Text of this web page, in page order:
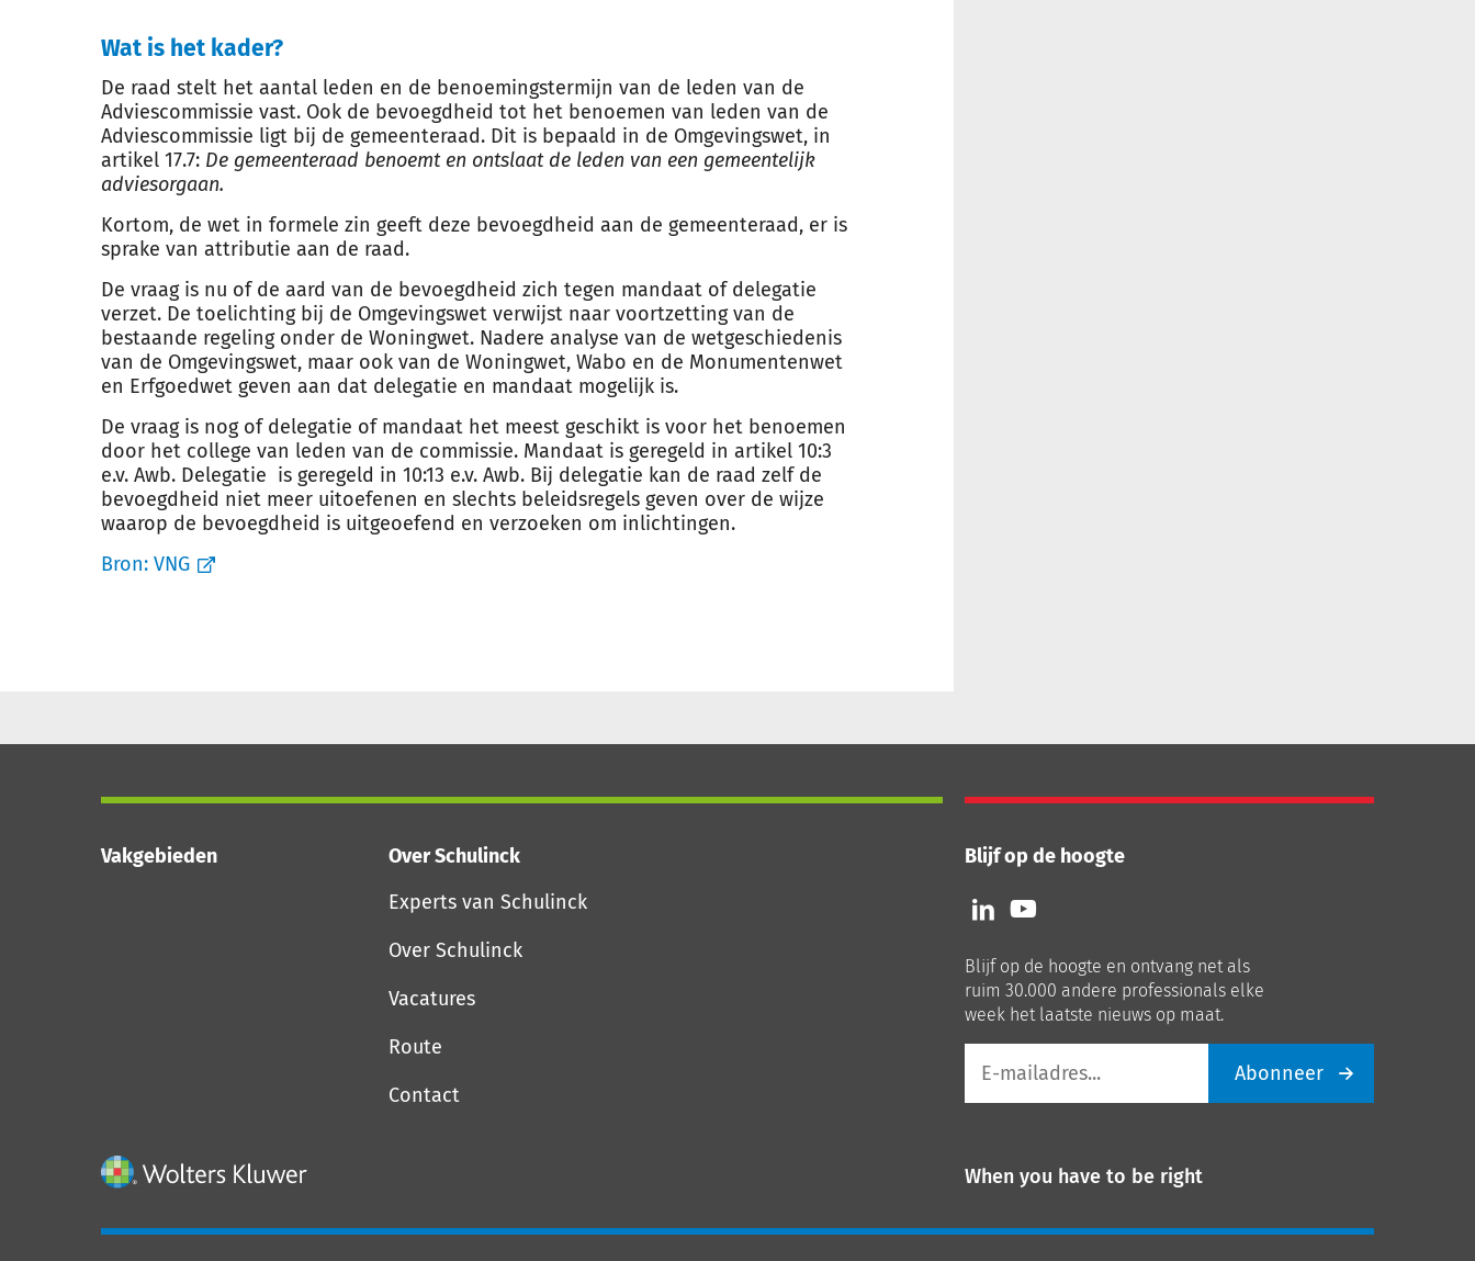
Wat is het kader?
De raad stelt het aantal leden en de benoemingstermijn van de leden van de
Adviescommissie vast. Ook de bevoegdheid tot het benoemen van leden van de
Adviescommissie ligt bij de gemeenteraad. Dit is bepaald in de Omgevingswet, in
artikel 17.7: De gemeenteraad benoemt en ontslaat de leden van een gemeentelijk
adviesorgaan.
Kortom, de wet in formele zin geeft deze bevoegdheid aan de gemeenteraad, er is
sprake van attributie aan de raad.
De vraag is nu of de aard van de bevoegdheid zich tegen mandaat of delegatie
verzet. De toelichting bij de Omgevingswet verwijst naar voortzetting van de
bestaande regeling onder de Woningwet. Nadere analyse van de wetgeschiedenis
van de Omgevingswet, maar ook van de Woningwet, Wabo en de Monumentenwet
en Erfgoedwet geven aan dat delegatie en mandaat mogelijk is.
De vraag is nog of delegatie of mandaat het meest geschikt is voor het benoemen
door het college van leden van de commissie. Mandaat is geregeld in artikel 10:3
e.v. Awb. Delegatie is geregeld in 10:13 e.v. Awb. Bij delegatie kan de raad zelf de
bevoegdheid niet meer uitoefenen en slechts beleidsregels geven over de wijze
waarop de bevoegdheid is uitgeoefend en verzoeken om inlichtingen.
Bron: VNG
Vakgebieden
Over Schulinck
Experts van Schulinck
Over Schulinck
Vacatures
Route
Contact
Blijf op de hoogte
Volg
ons
LinkedIn
Volg
ons
Youtube
Blijf op de hoogte en ontvang net als
ruim 30.000 andere professionals elke
week het laatste nieuws op maat.
mailadres
Abonneer
When you have to be right